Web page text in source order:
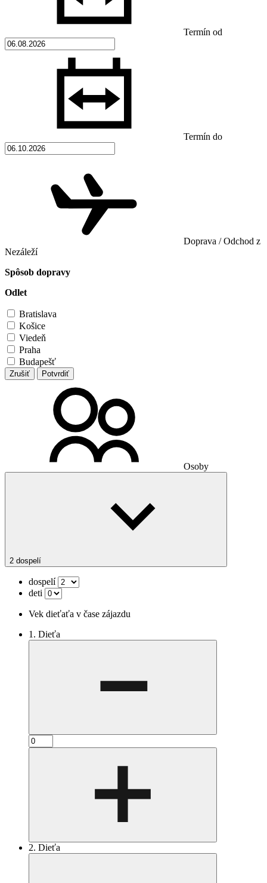
Termín od
Termín do
Doprava / Odchod z
Nezáleží
Spôsob dopravy
Odlet
Bratislava
Košice
Viedeň
Praha
Budapešť
Zrušiť Potvrdiť
Osoby
2 dospelí
dospelí
deti
Vek dieťaťa v čase zájazdu
1. Dieťa
2. Dieťa